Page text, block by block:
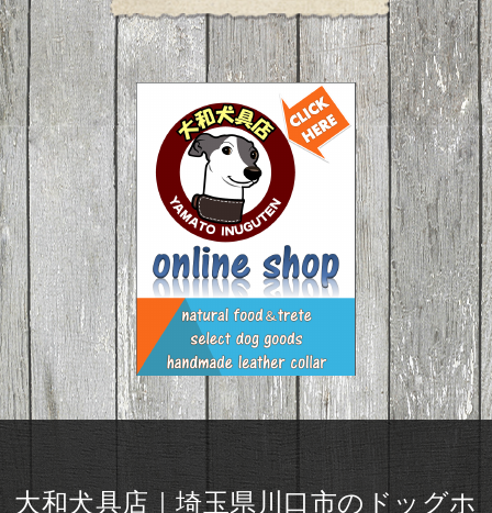
大和犬具店｜埼玉県川口市のドッグホ